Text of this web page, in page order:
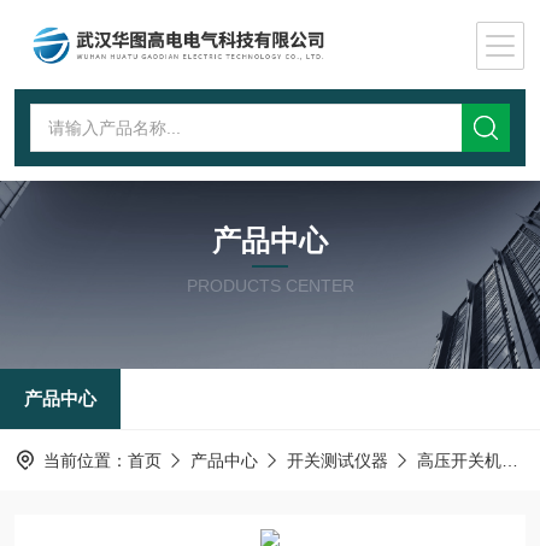
产品中心
PRODUCTS CENTER
产品中心
当前位置： 首页 产品中心 开关测试仪器 高压开关机械特性测试仪